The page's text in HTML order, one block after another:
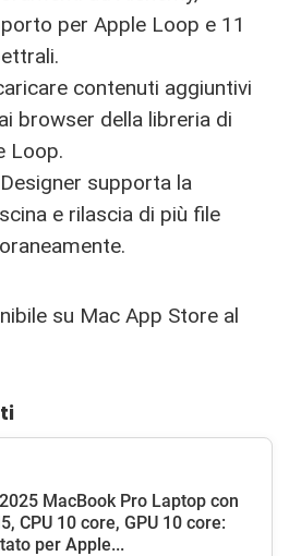
per Apple Loop e 11
contenuti aggiuntivi
browser della libreria di
Loop.
supporta la
e rilascia di più file
su Mac App Store al
MacBook Pro Laptop con
CPU 10 core, GPU 10 core:
per Apple...